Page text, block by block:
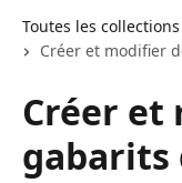
Toutes les collections
Créer et modifier
Créer et
gabarits